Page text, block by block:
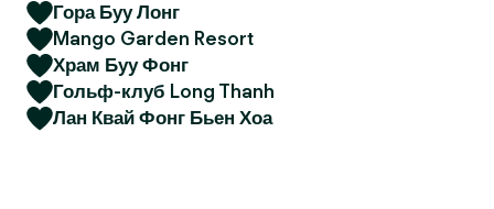
Гора Буу Лонг
Mango Garden Resort
Храм Буу Фонг
Гольф-клуб Long Thanh
Лан Квай Фонг Бьен Хоа